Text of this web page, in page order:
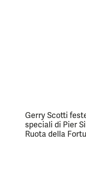
Gerry Scotti
speciali di Pier
Ruota della